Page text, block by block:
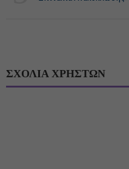
ΣΧΟΛΙΑ ΧΡΗΣΤΩΝ